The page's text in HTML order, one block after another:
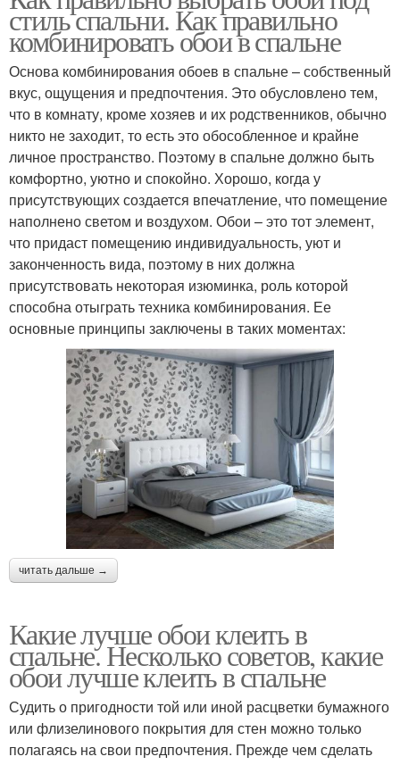
стиль спальни. Как правильно
комбинировать обои в спальне
Основа комбинирования обоев в спальне – собственный
вкус, ощущения и предпочтения. Это обусловлено тем,
что в комнату, кроме хозяев и их родственников, обычно
никто не заходит, то есть это обособленное и крайне
личное пространство. Поэтому в спальне должно быть
комфортно, уютно и спокойно. Хорошо, когда у
присутствующих создается впечатление, что помещение
наполнено светом и воздухом. Обои – это тот элемент,
что придаст помещению индивидуальность, уют и
законченность вида, поэтому в них должна
присутствовать некоторая изюминка, роль которой
способна отыграть техника комбинирования. Ее
основные принципы заключены в таких моментах:
читать дальше →
Какие лучше обои клеить в
спальне. Несколько советов, какие
обои лучше клеить в спальне
Судить о пригодности той или иной расцветки бумажного
или флизелинового покрытия для стен можно только
полагаясь на свои предпочтения. Прежде чем сделать